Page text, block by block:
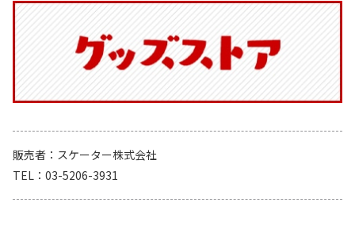
販売者
スケーター株式会社
TEL
03-5206-3931